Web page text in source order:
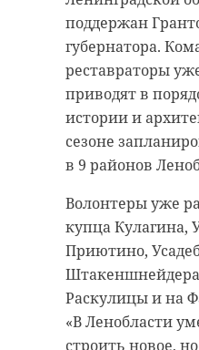
поддержан
губернатора.
реставраторы
приводят в
истории и
сезоне
в 9 районов
Волонтеры уже
купца Кулагина,
Приютино,
Раскулицы и на
«В Ленобласти
строить новое,